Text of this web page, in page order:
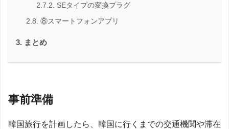
SEタイプの変換プラグ
⑧スマートフォンアプリ
まとめ
事前準備
韓国旅行を計画したら、韓国に行くまでの交通機関や滞在